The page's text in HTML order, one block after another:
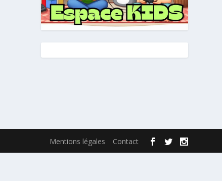
Mentions légales Contact